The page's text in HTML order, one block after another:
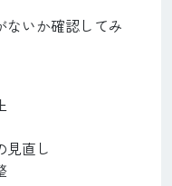
ないか確認してみ
見直し